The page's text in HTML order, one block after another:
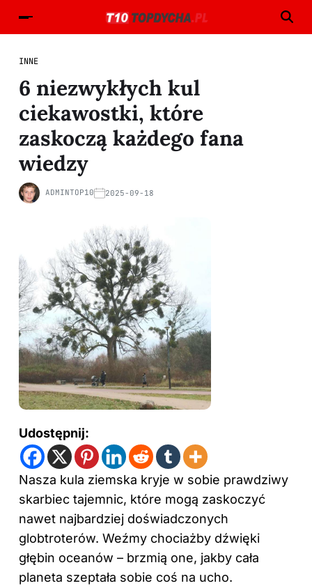
INNE
6 niezwykłych kul
ciekawostki, które
zaskoczą każdego fana
wiedzy
ADMINTOP10 2025-09-18
Udostępnij:
Nasza kula ziemska kryje w sobie prawdziwy
skarbiec tajemnic, które mogą zaskoczyć
nawet najbardziej doświadczonych
globtroterów. Weźmy chociażby dźwięki
głębin oceanów – brzmią one, jakby cała
planeta szeptała sobie coś na ucho.